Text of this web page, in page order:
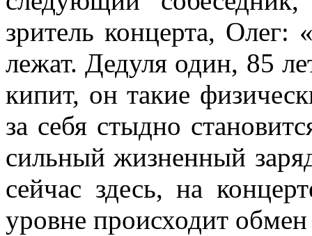
зритель концерта,
лежат. Дедуля один, 85
кипит, он такие
за себя стыдно
сильный жизненный
сейчас здесь, на
уровне происходит